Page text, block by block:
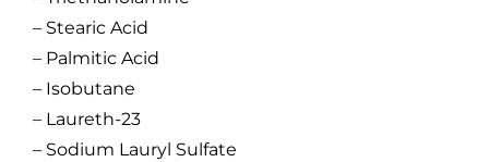
– Stearic Acid
– Palmitic Acid
– Isobutane
– Laureth-23
– Sodium Lauryl Sulfate